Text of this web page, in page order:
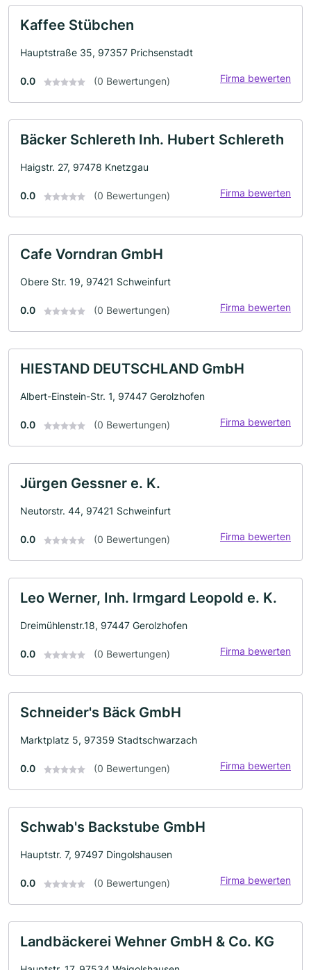
Kaffee Stübchen
Hauptstraße 35, 97357 Prichsenstadt
0.0 (0 Bewertungen) Firma bewerten
Bäcker Schlereth Inh. Hubert Schlereth
Haigstr. 27, 97478 Knetzgau
0.0 (0 Bewertungen) Firma bewerten
Cafe Vorndran GmbH
Obere Str. 19, 97421 Schweinfurt
0.0 (0 Bewertungen) Firma bewerten
HIESTAND DEUTSCHLAND GmbH
Albert-Einstein-Str. 1, 97447 Gerolzhofen
0.0 (0 Bewertungen) Firma bewerten
Jürgen Gessner e. K.
Neutorstr. 44, 97421 Schweinfurt
0.0 (0 Bewertungen) Firma bewerten
Leo Werner, Inh. Irmgard Leopold e. K.
Dreimühlenstr.18, 97447 Gerolzhofen
0.0 (0 Bewertungen) Firma bewerten
Schneider's Bäck GmbH
Marktplatz 5, 97359 Stadtschwarzach
0.0 (0 Bewertungen) Firma bewerten
Schwab's Backstube GmbH
Hauptstr. 7, 97497 Dingolshausen
0.0 (0 Bewertungen) Firma bewerten
Landbäckerei Wehner GmbH & Co. KG